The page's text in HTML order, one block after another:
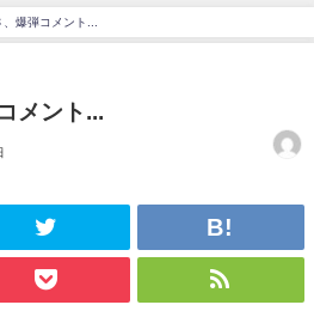
向坂46】富田鈴花、次の事務所が決まって
欅坂46・日向坂46のニュース・情報・話題
初共演！佐々木久美さん、師匠オードリー若
め / 『anan』の表紙の櫻坂46さん、多様性
め / 日向坂46より重大発表！！！！
報】増田三莉音さんの生足
あやめ、アレをチラリ。こういう偶然の方
、爆弾コメント...
メント...